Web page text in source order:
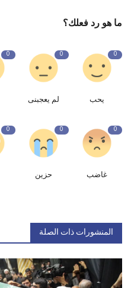
ما هو رد فعلك؟
0
يحب
0
لم يعجبنى
0
0
غاضب
0
حزين
0
المنشورات ذات الصلة